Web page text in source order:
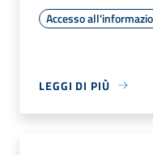
Accesso
LEGGI DI PIÙ